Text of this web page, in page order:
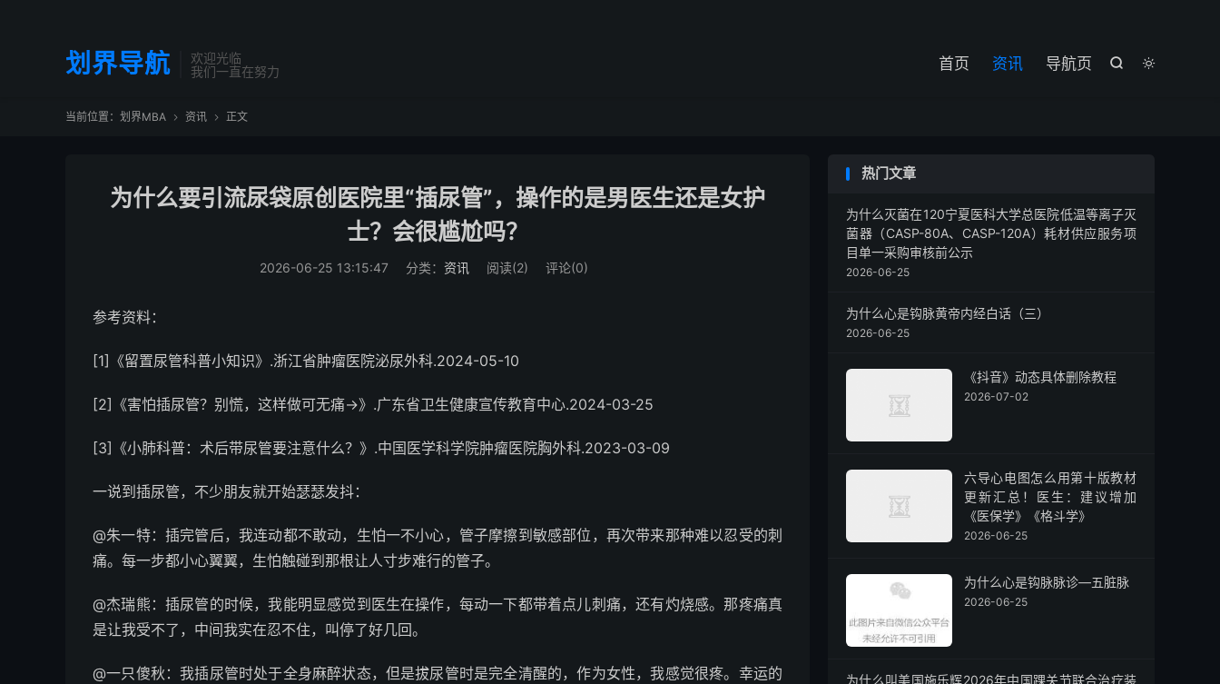
划界导航
欢迎光临
我们一直在努力


首页 资讯 导航页
当前位置： 划界MBA  资讯  正文
为什么要引流尿袋原创医院里“插尿管”，操作的是男医生还是女护
士？会很尴尬吗？
2026-06-25 13:15:47 分类： 资讯 阅读(2) 评论(0)
参考资料：
[1]《留置尿管科普小知识》.浙江省肿瘤医院泌尿外科.2024-05-10
[2]《害怕插尿管？别慌，这样做可无痛→》.广东省卫生健康宣传教育中心.2024-03-25
[3]《小肺科普：术后带尿管要注意什么？》.中国医学科学院肿瘤医院胸外科.2023-03-09
一说到插尿管，不少朋友就开始瑟瑟发抖：
@朱一特：插完管后，我连动都不敢动，生怕一不小心，管子摩擦到敏感部位，再次带来那种难以忍受的刺
痛。每一步都小心翼翼，生怕触碰到那根让人寸步难行的管子。
@杰瑞熊：插尿管的时候，我能明显感觉到医生在操作，每动一下都带着点儿刺痛，还有灼烧感。那疼痛真
是让我受不了，中间我实在忍不住，叫停了好几回。
@一只傻秋：我插尿管时处于全身麻醉状态，但是拔尿管时是完全清醒的，作为女性，我感觉很疼。幸运的
热门文章
为什么灭菌在120宁夏医科大学总医院低温等离子灭
菌器（CASP-80A、CASP-120A）耗材供应服务项
目单一采购审核前公示
2026-06-25
为什么心是钩脉黄帝内经白话（三）
2026-06-25
《抖音》动态具体删除教程
2026-07-02
六导心电图怎么用第十版教材
更新汇总！医生：建议增加
《医保学》《格斗学》
2026-06-25
为什么心是钩脉脉诊—五脏脉
2026-06-25
为什么叫美国施乐辉2026年中国踝关节联合治疗装